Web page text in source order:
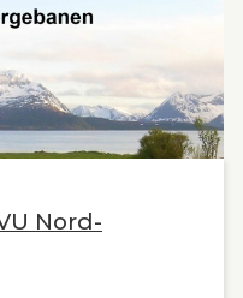
Nord-